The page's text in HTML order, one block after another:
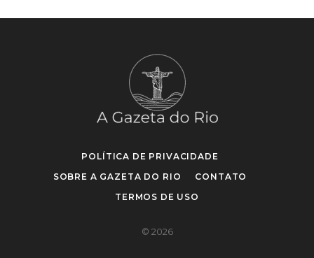
POLÍTICA DE PRIVACIDADE
SOBRE A GAZETA DO RIO
CONTATO
TERMOS DE USO
© 2026